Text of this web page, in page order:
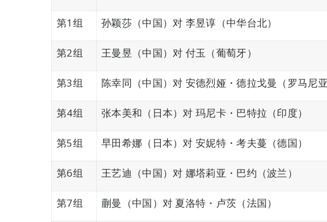
第1组 孙颖莎（中国）对 李昱谆（中华台北）
第2组 王曼昱（中国）对 付玉（葡萄牙）
第3组 陈幸同（中国）对 安德烈娅・德拉戈曼（罗马尼亚
第4组 张本美和（日本）对 玛尼卡・巴特拉（印度）
第5组 早田希娜（日本）对 安妮特・考夫蔓（德国）
第6组 王艺迪（中国）对 娜塔莉亚・巴约（波兰）
第7组 蒯曼（中国）对 夏洛特・卢茨（法国）